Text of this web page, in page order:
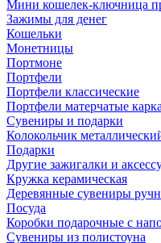
Мини кошелек-ключница
Зажимы для денег
Кошельки
Монетницы
Портмоне
Портфели
Портфели классические
Портфели матерчатые
Сувениры и подарки
Колокольчик
Подарки
Другие зажигалки и
Кружка керамическая
Деревянные сувениры
Посуда
Коробки подарочные с
Сувениры из полистоуна